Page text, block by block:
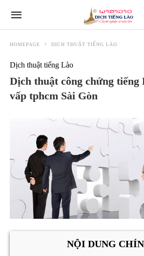
HOMEPAGE DỊCH THUẬT TIẾNG LÀO
Dịch thuật tiếng Lào
Dịch thuật công chứng tiếng
vấp tphcm Sài Gòn
NỘI DUNG